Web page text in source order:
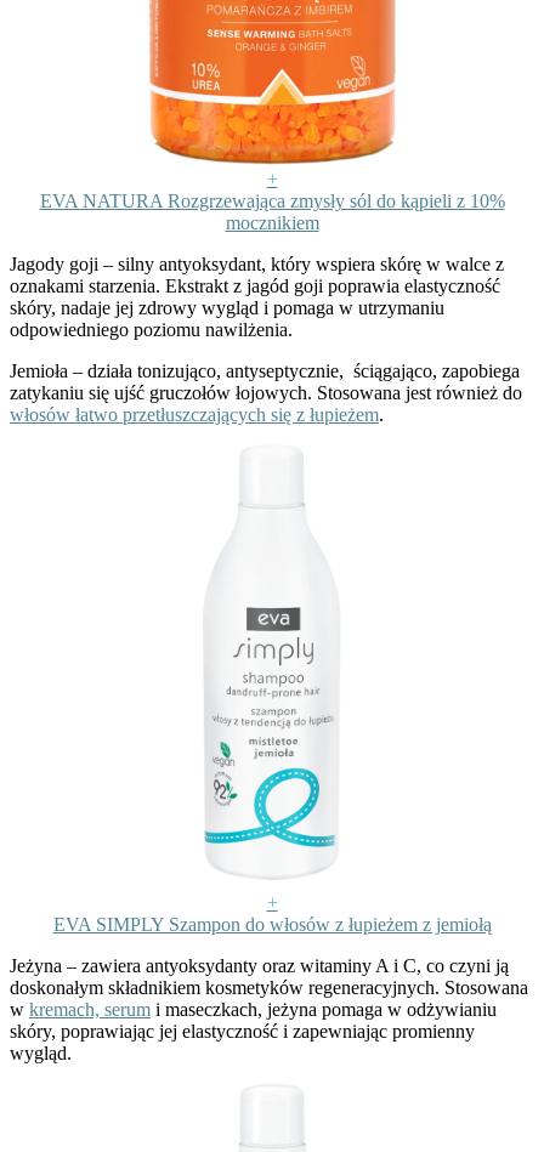
+
EVA NATURA Rozgrzewająca zmysły sól do kąpieli z 10%
mocznikiem
Jagody goji – silny antyoksydant, który wspiera skórę w walce z
oznakami starzenia. Ekstrakt z jagód goji poprawia elastyczność
skóry, nadaje jej zdrowy wygląd i pomaga w utrzymaniu
odpowiedniego poziomu nawilżenia.
Jemioła – działa tonizująco, antyseptycznie, ściągająco, zapobiega
zatykaniu się ujść gruczołów łojowych. Stosowana jest również do
włosów łatwo przetłuszczających się z łupieżem.
+
EVA SIMPLY Szampon do włosów z łupieżem z jemiołą
Jeżyna – zawiera antyoksydanty oraz witaminy A i C, co czyni ją
doskonałym składnikiem kosmetyków regeneracyjnych. Stosowana
w kremach, serum i maseczkach, jeżyna pomaga w odżywianiu
skóry, poprawiając jej elastyczność i zapewniając promienny
wygląd.